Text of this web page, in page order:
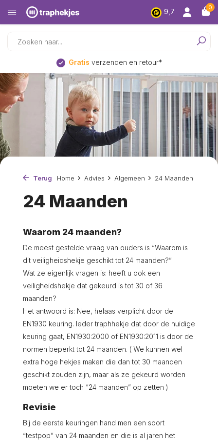
9,7
0
Gratis verzenden en retour*
Terug Home Advies Algemeen 24 Maanden
24 Maanden
Waarom 24 maanden?
De meest gestelde vraag van ouders is “Waarom is
dit veiligheidshekje geschikt tot 24 maanden?”
Wat ze eigenlijk vragen is: heeft u ook een
veiligheidshekje dat gekeurd is tot 30 of 36
maanden?
Het antwoord is: Nee, helaas verplicht door de
EN1930 keuring. Ieder traphhekje dat door de huidige
keuring gaat, EN1930:2000 of EN1930:2011 is door de
normen beperkt tot 24 maanden. ( We kunnen wel
extra hoge hekjes maken die dan tot 30 maanden
geschikt zouden zijn, maar als ze gekeurd worden
moeten we er toch “24 maanden” op zetten )
Revisie
Bij de eerste keuringen hand men een soort
“testpop” van 24 maanden en die is al jaren het